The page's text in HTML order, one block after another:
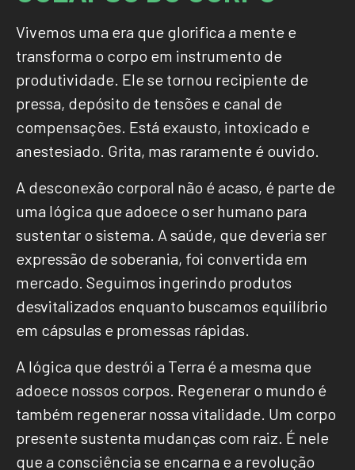
Vivemos uma era que glorifica a mente e
transforma o corpo em instrumento de
produtividade. Ele se tornou recipiente de
pressa, depósito de tensões e canal de
compensações. Está exausto, intoxicado e
anestesiado. Grita, mas raramente é ouvido.
A desconexão corporal não é acaso, é parte de
uma lógica que adoece o ser humano para
sustentar o sistema. A saúde, que deveria ser
expressão de soberania, foi convertida em
mercado. Seguimos ingerindo produtos
desvitalizados enquanto buscamos equilíbrio
em cápsulas e promessas rápidas.
A lógica que destrói a Terra é a mesma que
adoece nossos corpos. Regenerar o mundo é
também regenerar nossa vitalidade. Um corpo
presente sustenta mudanças com raiz. É nele
que a consciência se encarna e a revolução